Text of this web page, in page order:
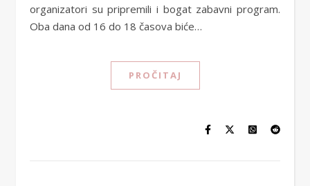
organizatori su pripremili i bogat zabavni program.
Oba dana od 16 do 18 časova biće…
PROČITAJ